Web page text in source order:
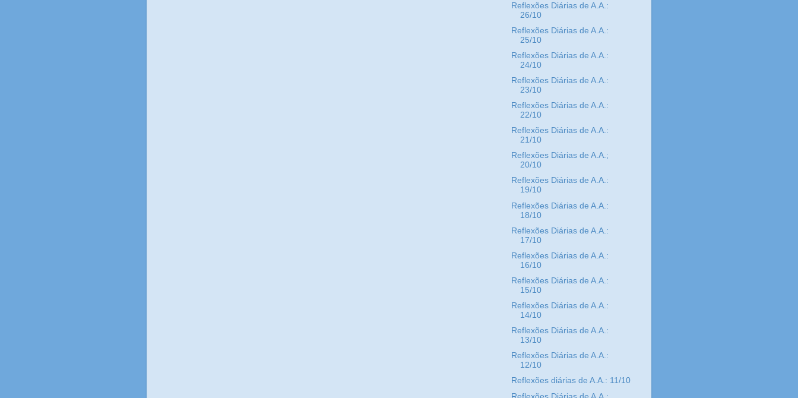
Reflexões Diárias de A.A.:
26/10
Reflexões Diárias de A.A.:
25/10
Reflexões Diárias de A.A.:
24/10
Reflexões Diárias de A.A.:
23/10
Reflexões Diárias de A.A.:
22/10
Reflexões Diárias de A.A.:
21/10
Reflexões Diárias de A.A.;
20/10
Reflexões Diárias de A.A.:
19/10
Reflexões Diárias de A.A.:
18/10
Reflexões Diárias de A.A.:
17/10
Reflexões Diárias de A.A.:
16/10
Reflexões Diárias de A.A.:
15/10
Reflexões Diárias de A.A.:
14/10
Reflexões Diárias de A.A.:
13/10
Reflexões Diárias de A.A.:
12/10
Reflexões diárias de A.A.: 11/10
Reflexões Diárias de A.A.: